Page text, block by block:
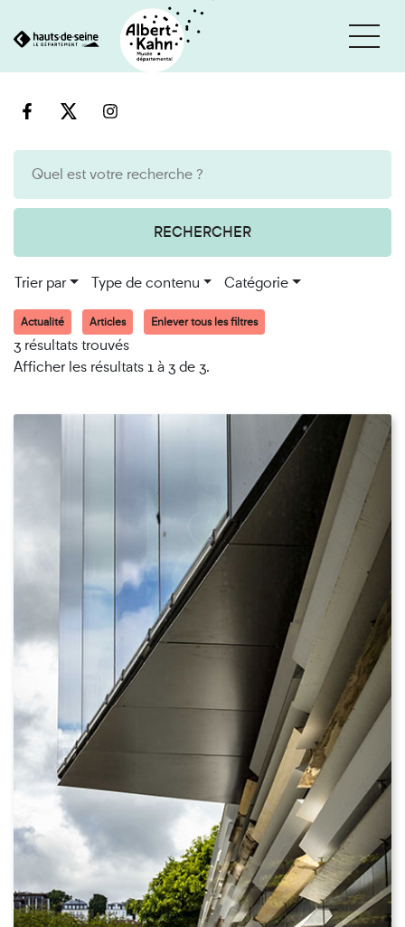
au
RECHERCHER
Trier par Type de contenu Catégorie
Actualité Articles Enlever tous les filtres
3 résultats trouvés
Afficher les résultats 1 à 3 de 3.
Cookies et traceurs utilisés sur ce site